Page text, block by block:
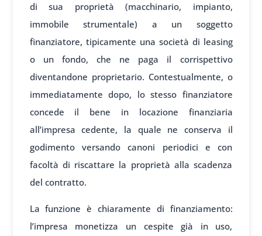
di sua proprietà (macchinario, impianto,
immobile strumentale) a un soggetto
finanziatore, tipicamente una società di leasing
o un fondo, che ne paga il corrispettivo
diventandone proprietario. Contestualmente, o
immediatamente dopo, lo stesso finanziatore
concede il bene in locazione finanziaria
all’impresa cedente, la quale ne conserva il
godimento versando canoni periodici e con
facoltà di riscattare la proprietà alla scadenza
del contratto.
La funzione è chiaramente di finanziamento:
l’impresa monetizza un cespite già in uso,